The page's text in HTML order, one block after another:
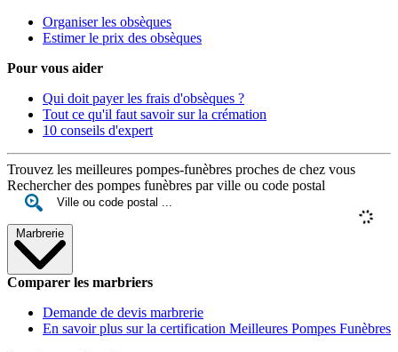
Organiser les obsèques
Estimer le prix des obsèques
Pour vous aider
Qui doit payer les frais d'obsèques ?
Tout ce qu'il faut savoir sur la crémation
10 conseils d'expert
Trouvez les meilleures pompes-funèbres proches de chez vous
Rechercher des pompes funèbres par ville ou code postal
Marbrerie
Comparer les marbriers
Demande de devis marbrerie
En savoir plus sur la certification Meilleures Pompes Funèbres